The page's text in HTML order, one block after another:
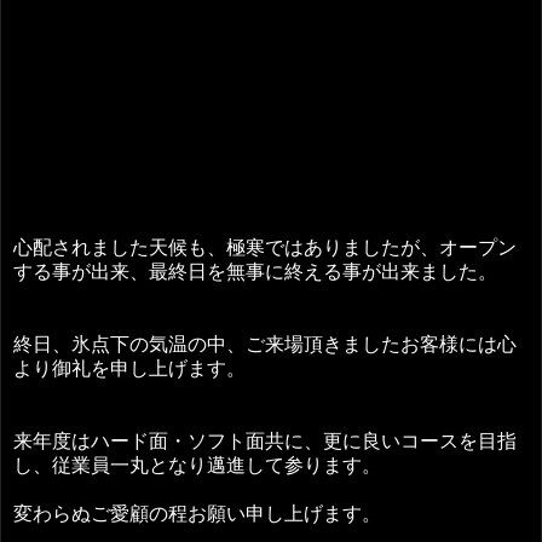
心配されました天候も、極寒ではありましたが、オープン
する事が出来、最終日を無事に終える事が出来ました。
終日、氷点下の気温の中、ご来場頂きましたお客様には心
より御礼を申し上げます。
来年度はハード面・ソフト面共に、更に良いコースを目指
し、従業員一丸となり邁進して参ります。
変わらぬご愛顧の程お願い申し上げます。